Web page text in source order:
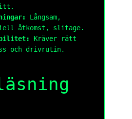
Långsam,
åtkomst, slitage.
Kräver rätt
och drivrutin.